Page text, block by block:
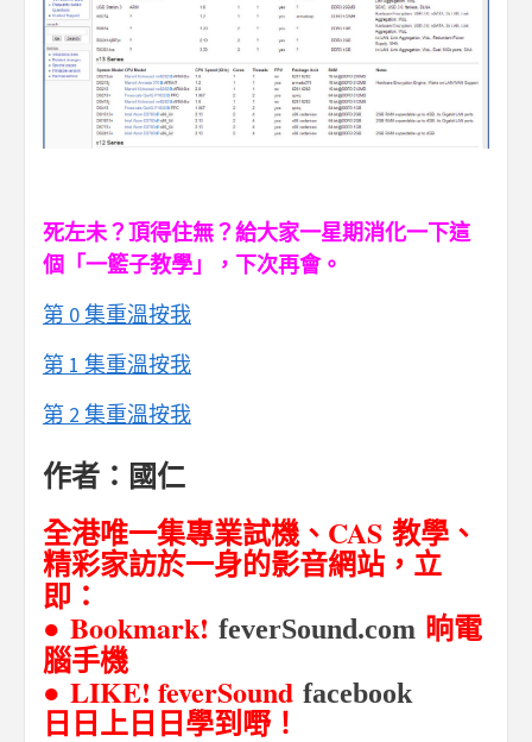
死左未？頂得住無？給大家一星期消化一下這
個「一籃子教學」，下次再會。
第 0 集重溫按我
第 1 集重溫按我
第 2 集重溫按我
作者：國仁
全港唯一集專業試機、 CAS 教學、
精彩家訪於一身的影音網站，立
即：
● Bookmark! feverSound.com 晌電
腦手機
● LIKE! feverSound facebook
日日上日日學到嘢！